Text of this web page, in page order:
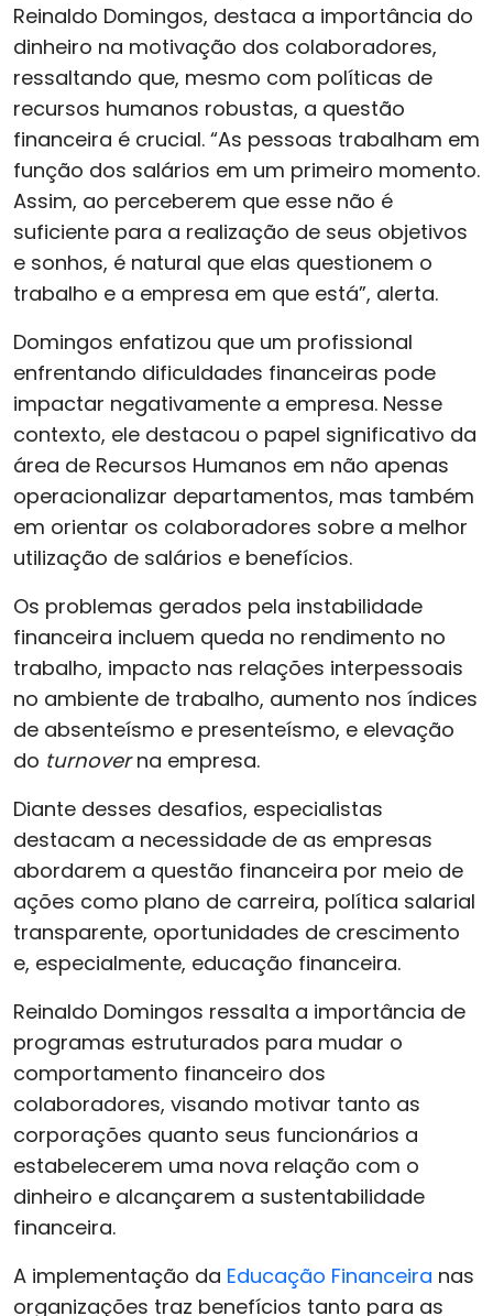
Reinaldo Domingos, destaca a importância do
dinheiro na motivação dos colaboradores,
ressaltando que, mesmo com políticas de
recursos humanos robustas, a questão
financeira é crucial. “As pessoas trabalham em
função dos salários em um primeiro momento.
Assim, ao perceberem que esse não é
suficiente para a realização de seus objetivos
e sonhos, é natural que elas questionem o
trabalho e a empresa em que está”, alerta.
Domingos enfatizou que um profissional
enfrentando dificuldades financeiras pode
impactar negativamente a empresa. Nesse
contexto, ele destacou o papel significativo da
área de Recursos Humanos em não apenas
operacionalizar departamentos, mas também
em orientar os colaboradores sobre a melhor
utilização de salários e benefícios.
Os problemas gerados pela instabilidade
financeira incluem queda no rendimento no
trabalho, impacto nas relações interpessoais
no ambiente de trabalho, aumento nos índices
de absenteísmo e presenteísmo, e elevação
do turnoverna empresa.
Diante desses desafios, especialistas
destacam a necessidade de as empresas
abordarem a questão financeira por meio de
ações como plano de carreira, política salarial
transparente, oportunidades de crescimento
e, especialmente, educação financeira.
Reinaldo Domingos ressalta a importância de
programas estruturados para mudar o
comportamento financeiro dos
colaboradores, visando motivar tanto as
corporações quanto seus funcionários a
estabelecerem uma nova relação com o
dinheiro e alcançarem a sustentabilidade
financeira.
A implementação da Educação Financeira nas
organizações traz benefícios tanto para as